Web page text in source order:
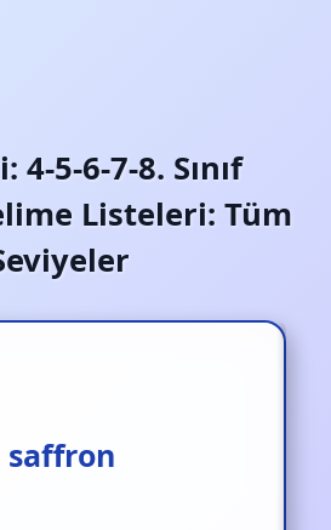
4-5-6-7-8. Sınıf
Listeleri: Tüm
saffron
safran